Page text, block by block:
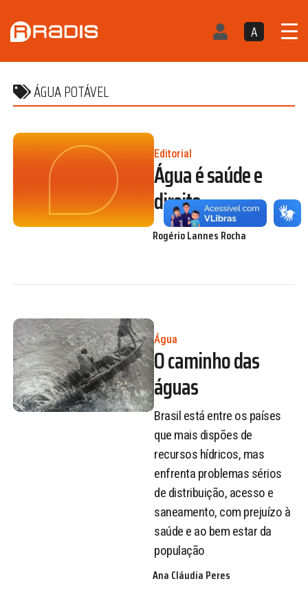
A
ÁGUA POTÁVEL
Editorial
Água é saúde e
direito
Rogério Lannes Rocha
Água
O caminho das
águas
Brasil está entre os países
que mais dispões de
recursos hídricos, mas
enfrenta problemas sérios
de distribuição, acesso e
saneamento, com prejuízo à
saúde e ao bem estar da
população
Ana Cláudia Peres